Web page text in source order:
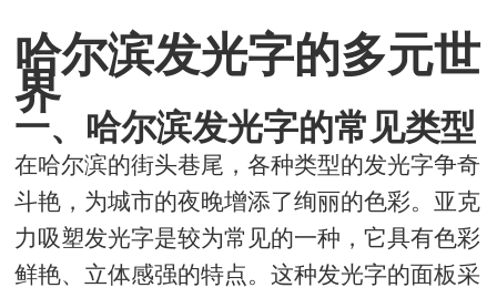
哈尔滨发光字的多元世
界
一、哈尔滨发光字的常见类型
在哈尔滨的街头巷尾，各种类型的发光字争奇
斗艳，为城市的夜晚增添了绚丽的色彩。亚克
力吸塑发光字是较为常见的一种，它具有色彩
鲜艳、立体感强的特点。这种发光字的面板采